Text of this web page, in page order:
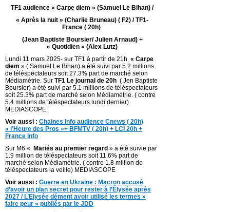
TF1 audience « Carpe diem » (Samuel Le Bihan) /
« Après la nuit » (Charlie Bruneau) ( F2) / TF1-
France ( 20h)
(Jean Baptiste Boursier/ Julien Arnaud) +
« Quotidien » (Alex Lutz)
Lundi 11 mars 2025- sur TF1 à partir de 21h « Carpe
diem » ( Samuel Le Bihan) a été suivi par 5.2 millions
de téléspectateurs soit 27.3% part de marché selon
Médiamétrie. Sur TF1 Le journal de 20h ( Jen Baptiste
Boursier) a été suivi par 5.1 millions de téléspectateurs
soit 25.3% part de marché selon Médiamétrie. ( contre
5.4 millions de téléspectateurs lundi dernier)
MEDIASCOPE.
Voir aussi : Chaines Info audience Cnews ( 20h)
« l’Heure des Pros »+ BFMTV ( 20h) + LCI 20h +
France Info
Sur M6 «
Mariés au premier regard » a été suivie par
1.9 million de téléspectateurs soit 11.6% part de
marché selon Médiamétrie. ( contre 1.8 million de
téléspectateurs la veille) MEDIASCOPE
Voir aussi : Guerre en Ukraine : Macron accusé
d’avoir un plan secret pour rester à l’Élysée après
2027 / L’Elysée dément avoir utilisé les termes »
faire peur » publiés par le JDD